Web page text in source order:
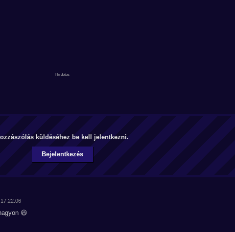
küldéséhez be kell jelentkezni.
Bejelentkezés
😃